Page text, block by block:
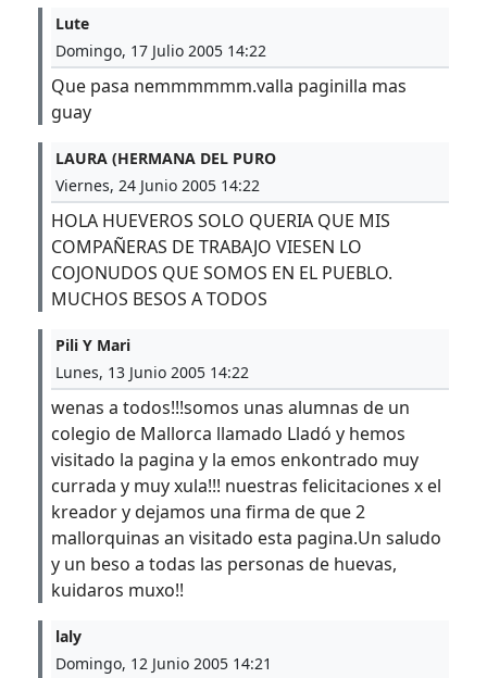
Lute
Domingo, 17 Julio 2005 14:22
Que pasa nemmmmmm.valla paginilla mas
guay
LAURA (HERMANA DEL PURO
Viernes, 24 Junio 2005 14:22
HOLA HUEVEROS SOLO QUERIA QUE MIS
COMPAÑERAS DE TRABAJO VIESEN LO
COJONUDOS QUE SOMOS EN EL PUEBLO.
MUCHOS BESOS A TODOS
Pili Y Mari
Lunes, 13 Junio 2005 14:22
wenas a todos!!!somos unas alumnas de un
colegio de Mallorca llamado Lladó y hemos
visitado la pagina y la emos enkontrado muy
currada y muy xula!!! nuestras felicitaciones x el
kreador y dejamos una firma de que 2
mallorquinas an visitado esta pagina.Un saludo
y un beso a todas las personas de huevas,
kuidaros muxo!!
laly
Domingo, 12 Junio 2005 14:21